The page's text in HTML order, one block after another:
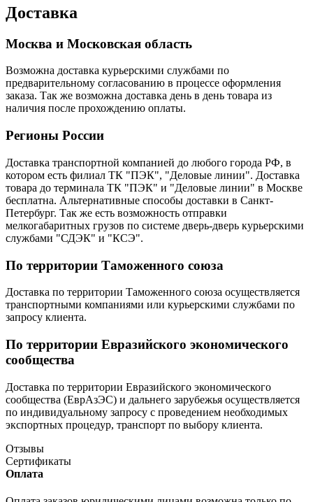
Доставка
Москва и Московская область
Возможна доставка курьерскими службами по
предварительному согласованию в процессе оформления
заказа. Так же возможна доставка день в день товара из
наличия после прохождению оплаты.
Регионы России
Доставка транспортной компанией до любого города РФ, в
котором есть филиал ТК "ПЭК", "Деловые линии". Доставка
товара до терминала ТК "ПЭК" и "Деловые линии" в Москве
бесплатна. Альтернативные способы доставки в Санкт-
Петербург. Так же есть возможность отправки
мелкогабаритных грузов по системе дверь-дверь курьерскими
службами "СДЭК" и "КСЭ".
По территории Таможенного союза
Доставка по территории Таможенного союза осуществляется
транспортными компаниями или курьерскими службами по
запросу клиента.
По территории Евразийского экономического
сообщества
Доставка по территории Евразийского экономического
сообщества (ЕврАзЭС) и дальнего зарубежья осуществляется
по индивидуальному запросу с проведением необходимых
экспортных процедур, транспорт по выбору клиента.
Отзывы
Сертификаты
Оплата